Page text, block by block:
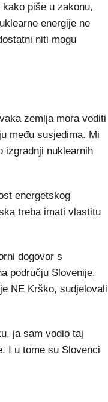
piše u zakonu,
energije ne
niti mogu
zemlja mora voditi
među susjedima. Mi
izgradnji nuklearnih
energetskog
treba imati vlastitu
dogovor s
području Slovenije,
NE Krško, sudjelovali
ja sam vodio taj
I u tome su Slovenci